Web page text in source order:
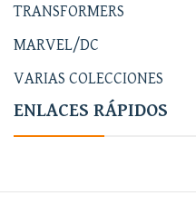
TRANSFORMERS
MARVEL/DC
VARIAS COLECCIONES
ENLACES RÁPIDOS